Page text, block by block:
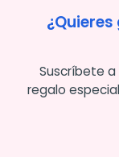
Suscríbete
regalo